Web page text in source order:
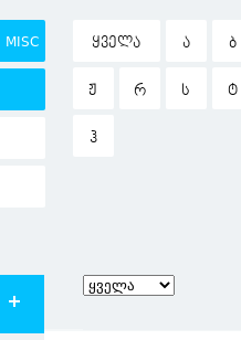
MISC ᲧᲕᲔᲚᲐ Ა Ბ
Ჟ Რ Ს Ტ
Ჰ